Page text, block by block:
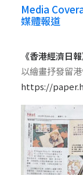
Media
媒體報道
《香港經濟日報
以繪畫抒發留
https://